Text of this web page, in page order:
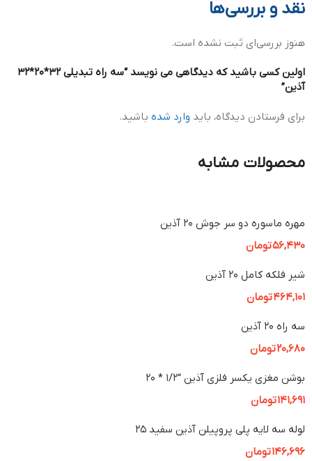
نقد و بررسی‌ها
هنوز بررسی‌ای ثبت نشده است.
اولین کسی باشید که دیدگاهی می نویسد “سه راه تبدیلی 32*20*32
آذین”
برای فرستادن دیدگاه، باید وارد شده باشید.
محصولات مشابه
مهره ماسوره دو سر جوش 20 آذین
56,430تومان
شیر فلکه کامل 20 آذین
464,101تومان
سه راه 20 آذین
20,680تومان
بوشن مغزی یکسر فلزی آذین “1/2 * 20
141,691تومان
لوله سه لایه پلی پروپیلن آذین سفید 25
146,696تومان